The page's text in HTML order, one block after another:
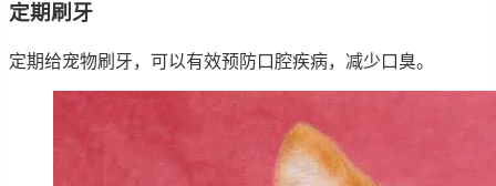
定期刷牙
定期给宠物刷牙，可以有效预防口腔疾病，减少口臭。